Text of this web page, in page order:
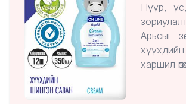
Cream
Нүүр,
Арьсыг
харшил